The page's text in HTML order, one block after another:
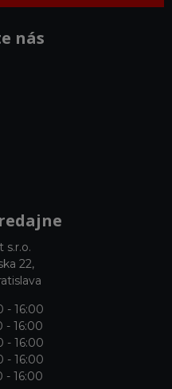
nás
s.r.o.
22,
- 16:00
16:00
16:00
16:00
16:00